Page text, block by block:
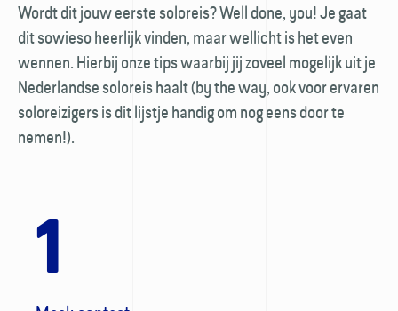
Wordt dit jouw eerste soloreis? Well done, you! Je gaat
dit sowieso heerlijk vinden, maar wellicht is het even
wennen. Hierbij onze tips waarbij jij zoveel mogelijk uit je
Nederlandse soloreis haalt (by the way, ook voor ervaren
soloreizigers is dit lijstje handig om nog eens door te
nemen!).
1